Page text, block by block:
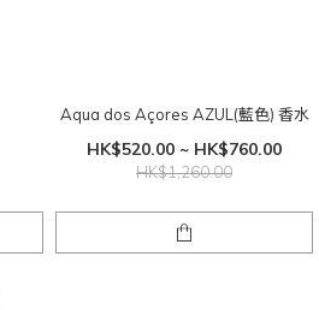
Aqua dos Açores AZUL(藍色) 香水
HK$520.00 ~ HK$760.00
HK$1,260.00